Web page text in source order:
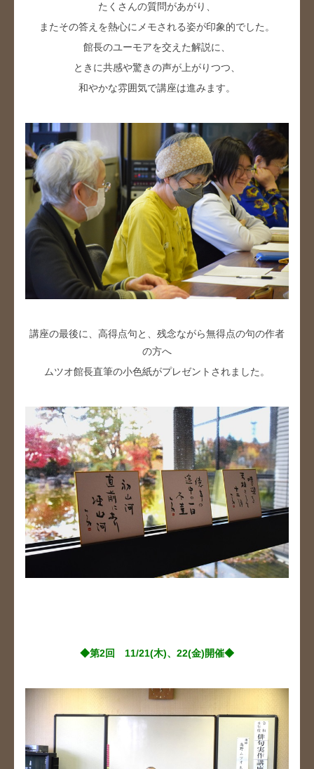
たくさんの質問があがり、
またその答えを熱心にメモされる姿が印象的でした。
館長のユーモアを交えた解説に、
ときに共感や驚きの声が上がりつつ、
和やかな雰囲気で講座は進みます。
講座の最後に、高得点句と、残念ながら無得点の句の作者
の方へ
ムツオ館長直筆の小色紙がプレゼントされました。
◆第2回 11/21(木)、22(金)開催◆